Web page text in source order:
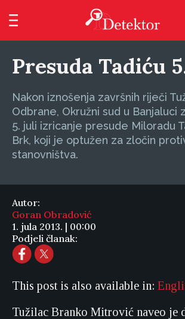
Presuda Tadiću
Nakon iznošenja završnih riječi
Odbrane, Okružni sud u Banjaluci
5. juli izricanje presude Miloradu
Brk, koji je optužen za zločin
stanovništva.
Autor:
Goran Obradović
1. jula 2013. | 00:00
Podjeli članak:
This post is also available in:
Tužilac Branko Mitrović naveo je